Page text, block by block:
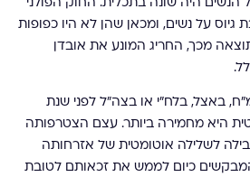
הנשים היה שונה בתכלית. החוק הפולני
גיוס על נשים, ומכאן שהן לא היו כפופות
מכך, החריג המונע את אובדן
באצל, בלח"י או בצה"ל לפני שנת
היא מחמירה ביותר. עצם הצטרפותה
לשלילה אוטומטית של אזרחותה
כיום לממש את זכאותם לטובת